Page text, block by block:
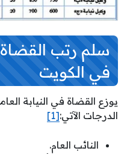
سلم رتب القضاة
في الكويت
يوزع القضاة في النيابة
الدرجات الآتي:[1]
النائب العام.